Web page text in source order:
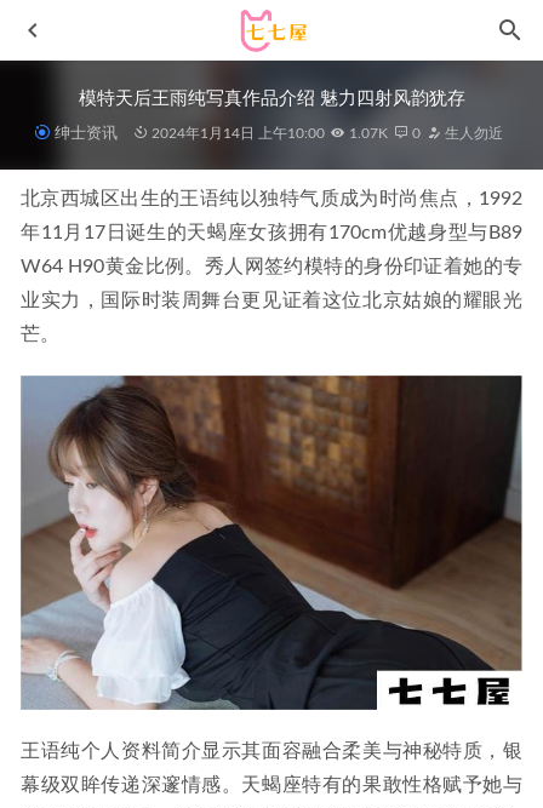
模特天后王雨纯写真作品介绍 魅力四射风韵犹存
绅士资讯 2024年1月14日 上午10:00 1.07K 0 生人勿近
北京西城区出生的王语纯以独特气质成为时尚焦点，1992
年11月17日诞生的天蝎座女孩拥有170cm优越身型与B89
W64 H90黄金比例。秀人网签约模特的身份印证着她的专
业实力，国际时装周舞台更见证着这位北京姑娘的耀眼光
芒。
王语纯个人资料简介显示其面容融合柔美与神秘特质，银
幕级双眸传递深邃情感。天蝎座特有的果敢性格赋予她与
浅安安 – 歪萌社修女 [24P-202MB] 2025-06-19
[微密圈]小萌子 –蓝色渔网 [17P-13M] 2023-12-21
秋和柯基 – NO.91 约尔 福杰[47P-1.43GB]
[Xiuren秀人网]2023.03.16 NO.6424 江真真[66+1P／637MB]
2023-08-12